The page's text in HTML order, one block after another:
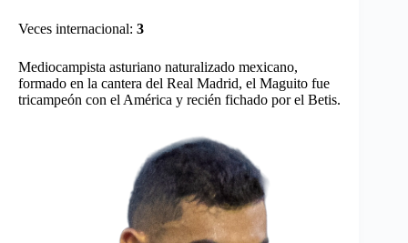
Veces internacional: 3
Mediocampista asturiano naturalizado mexicano,
formado en la cantera del Real Madrid, el Maguito fue
tricampeón con el América y recién fichado por el Betis.